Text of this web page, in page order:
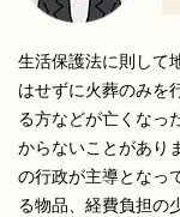
生活保護法に則して
はせずに火葬のみを
る方などが亡くなっ
からないことがあり
の行政が主導となっ
る物品、経費負担の